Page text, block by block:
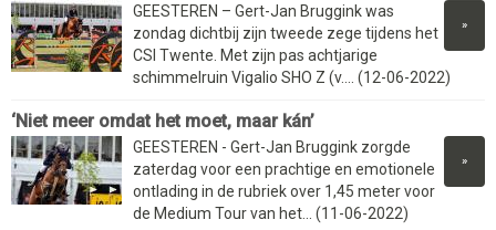
»
GEESTEREN – Gert-Jan Bruggink was
zondag dichtbij zijn tweede zege tijdens het
CSI Twente. Met zijn pas achtjarige
schimmelruin Vigalio SHO Z (v.... (12-06-2022)
‘Niet meer omdat het moet, maar kán’
»
GEESTEREN - Gert-Jan Bruggink zorgde
zaterdag voor een prachtige en emotionele
ontlading in de rubriek over 1,45 meter voor
de Medium Tour van het... (11-06-2022)